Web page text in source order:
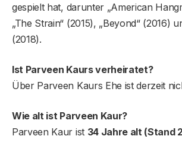
gespielt hat, darunter „American
„The Strain“ (2015), „Beyond“ (2016)
(2018).
Ist Parveen Kaurs verheiratet?
Über Parveen Kaurs Ehe ist derzeit
Wie alt ist Parveen Kaur?
Parveen Kaur ist 34 Jahre alt (Stand